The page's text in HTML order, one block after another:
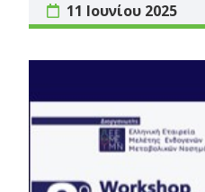
11 Ιουνίου 2025